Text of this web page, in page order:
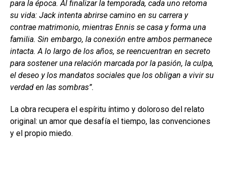
para la época. Al finalizar la temporada, cada uno retoma
su vida: Jack intenta abrirse camino en su carrera y
contrae matrimonio, mientras Ennis se casa y forma una
familia. Sin embargo, la conexión entre ambos permanece
intacta. A lo largo de los años, se reencuentran en secreto
para sostener una relación marcada por la pasión, la culpa,
el deseo y los mandatos sociales que los obligan a vivir su
verdad en las sombras”.
La obra recupera el espíritu íntimo y doloroso del relato
original: un amor que desafía el tiempo, las convenciones
y el propio miedo.